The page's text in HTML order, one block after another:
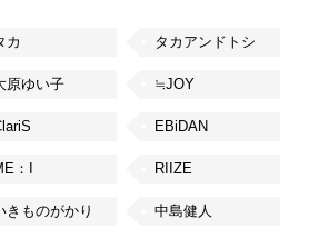
カ タカアンドトシ
原ゆい子 ≒JOY
EBiDAN
：I RIIZE
きものがかり 中島健人